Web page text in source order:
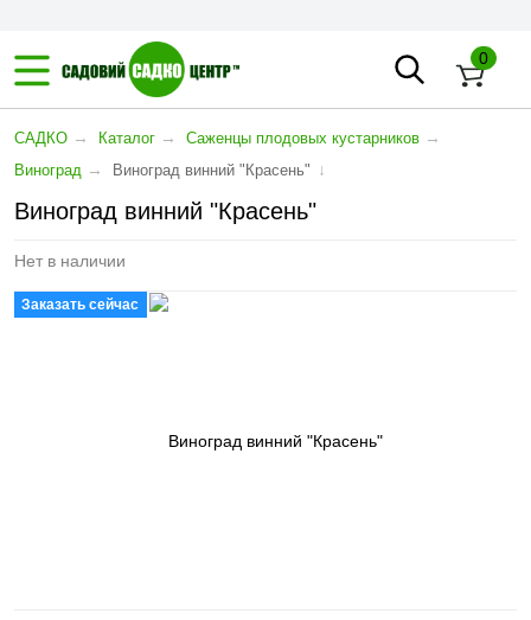
0
САДКО → Каталог → Саженцы плодовых кустарников →
Виноград → Виноград винний "Красень" ↓
Виноград винний "Красень"
Нет в наличии
Заказать сейчас